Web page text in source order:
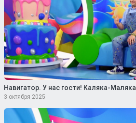
Навигатор. У нас гости! Каляка-Маляка
3 октября 2025